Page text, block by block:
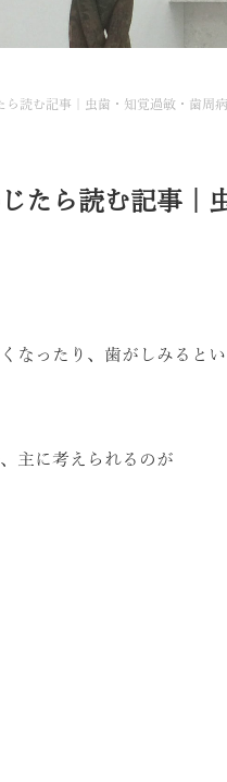
ら読む記事｜虫歯・知覚過敏・歯周
たら読む記事｜
なったり、歯がしみると
主に考えられるのが